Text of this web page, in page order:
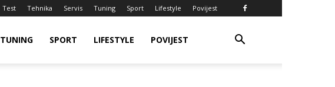
Test Tehnika Servis Tuning Sport Lifestyle Povijest
TUNING SPORT LIFESTYLE POVIJEST